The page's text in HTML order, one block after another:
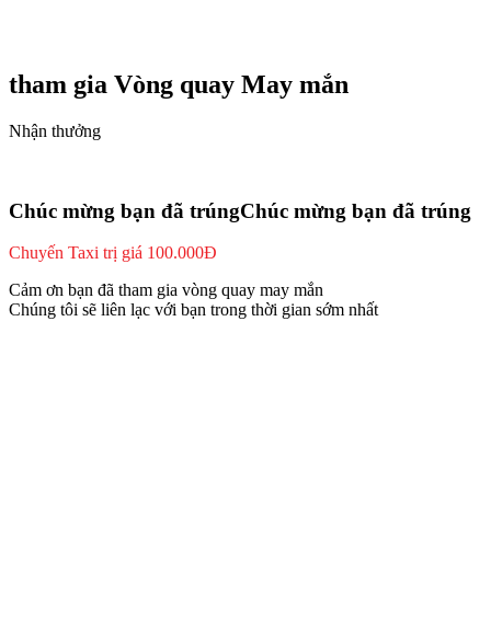
tham gia Vòng quay May mắn
Nhận thưởng
Chúc mừng bạn đã trúngChúc mừng bạn đã trúng
Chuyến Taxi trị giá 100.000Đ
Cảm ơn bạn đã tham gia vòng quay may mắn
Chúng tôi sẽ liên lạc với bạn trong thời gian sớm nhất